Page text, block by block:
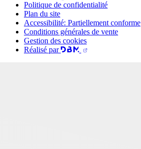
Politique de confidentialité
Plan du site
Accessibilité: Partiellement conforme
Conditions générales de vente
Gestion des cookies
Réalisé par